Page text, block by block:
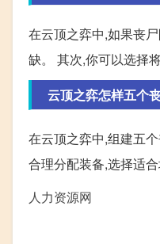
在云顶之弈中,如果丧
缺。 其次,你可以选择将
云顶之弈怎样五个
在云顶之弈中,组建五
合理分配装备,选择适合
人力资源网